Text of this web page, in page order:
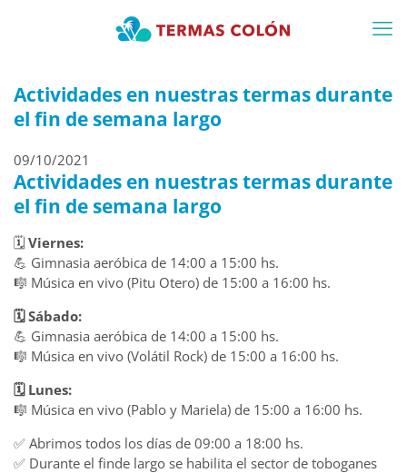
Actividades en nuestras termas durante
el fin de semana largo
09/10/2021
Actividades en nuestras termas durante
el fin de semana largo
🗓️ Viernes:
💪 Gimnasia aeróbica de 14:00 a 15:00 hs.
🎼 Música en vivo (Pitu Otero) de 15:00 a 16:00 hs.
🗓️ Sábado:
💪 Gimnasia aeróbica de 14:00 a 15:00 hs.
🎼 Música en vivo (Volátil Rock) de 15:00 a 16:00 hs.
🗓️ Lunes:
🎼 Música en vivo (Pablo y Mariela) de 15:00 a 16:00 hs.
✅ Abrimos todos los días de 09:00 a 18:00 hs.
✅ Durante el finde largo se habilita el sector de toboganes